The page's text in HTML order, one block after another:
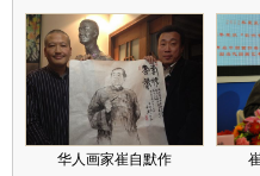
华人画家崔自默作